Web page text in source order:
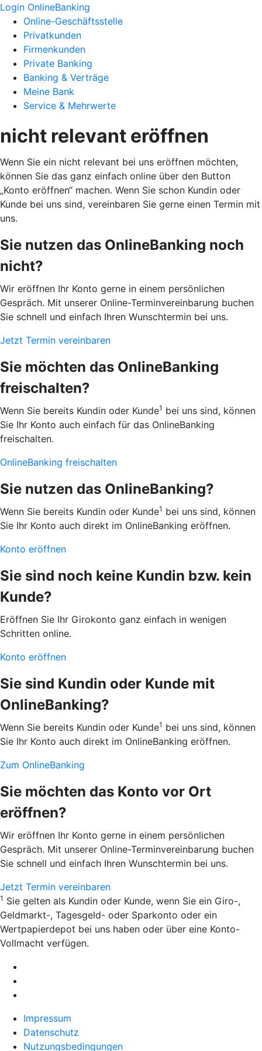
Login OnlineBanking
Online-Geschäftsstelle
Privatkunden
Firmenkunden
Private Banking
Banking & Verträge
Meine Bank
Service & Mehrwerte
nicht relevant eröffnen
Wenn Sie ein nicht relevant bei uns eröffnen möchten,
können Sie das ganz einfach online über den Button
„Konto eröffnen“ machen. Wenn Sie schon Kundin oder
Kunde bei uns sind, vereinbaren Sie gerne einen Termin mit
uns.
Sie nutzen das OnlineBanking noch
nicht?
Wir eröffnen Ihr Konto gerne in einem persönlichen
Gespräch. Mit unserer Online-Terminvereinbarung buchen
Sie schnell und einfach Ihren Wunschtermin bei uns.
Jetzt Termin vereinbaren
Sie möchten das OnlineBanking
freischalten?
Wenn Sie bereits Kundin oder Kunde1 bei uns sind, können
Sie Ihr Konto auch einfach für das OnlineBanking
freischalten.
OnlineBanking freischalten
Sie nutzen das OnlineBanking?
Wenn Sie bereits Kundin oder Kunde1 bei uns sind, können
Sie Ihr Konto auch direkt im OnlineBanking eröffnen.
Konto eröffnen
Sie sind noch keine Kundin bzw. kein
Kunde?
Eröffnen Sie Ihr Girokonto ganz einfach in wenigen
Schritten online.
Konto eröffnen
Sie sind Kundin oder Kunde mit
OnlineBanking?
Wenn Sie bereits Kundin oder Kunde1 bei uns sind, können
Sie Ihr Konto auch direkt im OnlineBanking eröffnen.
Zum OnlineBanking
Sie möchten das Konto vor Ort
eröffnen?
Wir eröffnen Ihr Konto gerne in einem persönlichen
Gespräch. Mit unserer Online-Terminvereinbarung buchen
Sie schnell und einfach Ihren Wunschtermin bei uns.
Jetzt Termin vereinbaren
1 Sie gelten als Kundin oder Kunde, wenn Sie ein Giro-,
Geldmarkt-, Tagesgeld- oder Sparkonto oder ein
Wertpapierdepot bei uns haben oder über eine Konto-
Vollmacht verfügen.
Impressum
Datenschutz
Nutzungsbedingungen